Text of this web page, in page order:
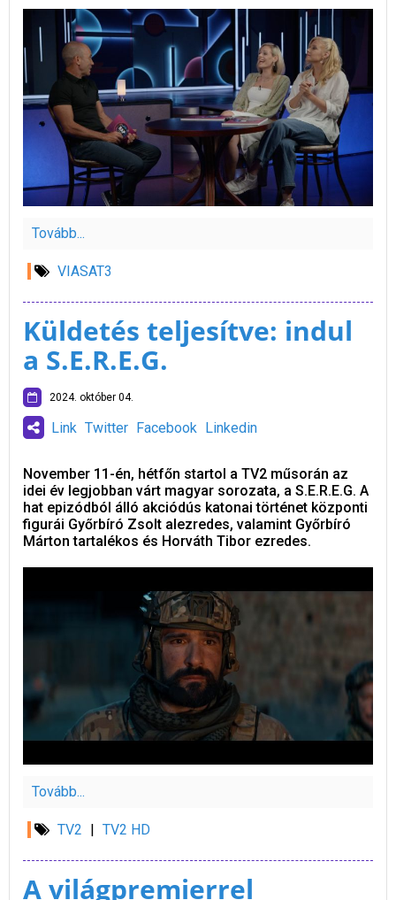
Tovább...
VIASAT3
Küldetés teljesítve: indul
a S.E.R.E.G.
2024. október 04.
Link Twitter Facebook Linkedin
November 11-én, hétfőn startol a TV2 műsorán az
idei év legjobban várt magyar sorozata, a S.E.R.E.G. A
hat epizódból álló akciódús katonai történet központi
figurái Győrbíró Zsolt alezredes, valamint Győrbíró
Márton tartalékos és Horváth Tibor ezredes.
Tovább...
TV2 | TV2 HD
A világpremierrel